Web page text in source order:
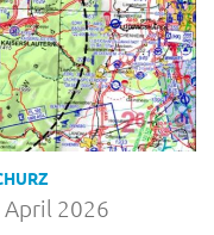
2026